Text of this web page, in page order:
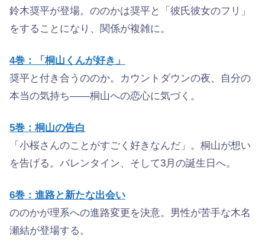
鈴木奨平が登場。ののかは奨平と「彼氏彼女のフリ」
をすることになり、関係が複雑に。
4巻：「桐山くんが好き」
奨平と付き合うののか。カウントダウンの夜、自分の
本当の気持ち——桐山への恋心に気づく。
5巻：桐山の告白
「小桜さんのことがすごく好きなんだ」。桐山が想い
を告げる。バレンタイン、そして3月の誕生日へ。
6巻：進路と新たな出会い
ののかが理系への進路変更を決意。男性が苦手な木名
瀬結が登場する。